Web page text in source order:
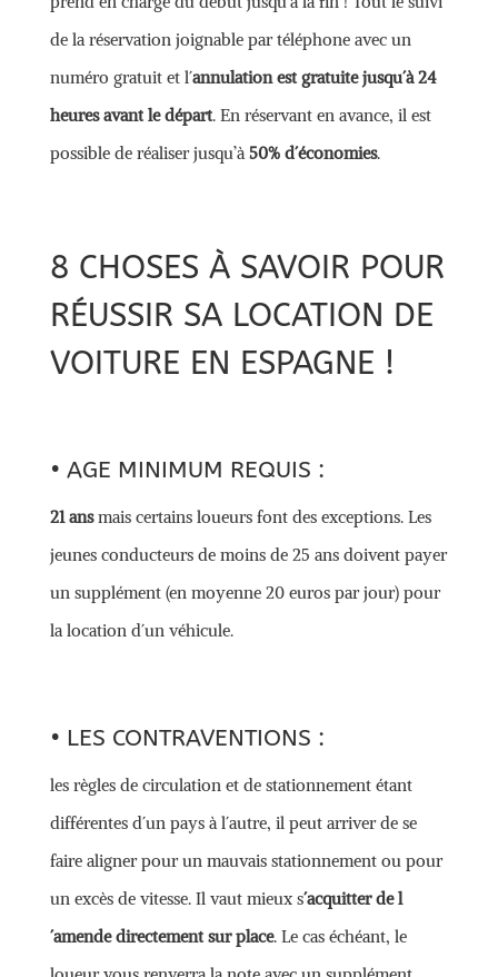
de la réservation joignable par téléphone avec un
numéro gratuit et l´annulation est gratuite jusqu´à 24
heures avant le départ. En réservant en avance, il est
possible de réaliser jusqu’à 50% d´économies.
8 CHOSES À SAVOIR POUR
RÉUSSIR SA LOCATION DE
VOITURE EN ESPAGNE !
• AGE MINIMUM REQUIS :
21 ansmais certains loueurs font des exceptions. Les
jeunes conducteurs de moins de 25 ans doivent payer
un supplément (en moyenne 20 euros par jour) pour
la location d´un véhicule.
• LES CONTRAVENTIONS :
les règles de circulation et de stationnement étant
différentes d´un pays à l´autre, il peut arriver de se
faire aligner pour un mauvais stationnement ou pour
un excès de vitesse. Il vaut mieux s´acquitter de l
´amende directement sur place. Le cas échéant, le